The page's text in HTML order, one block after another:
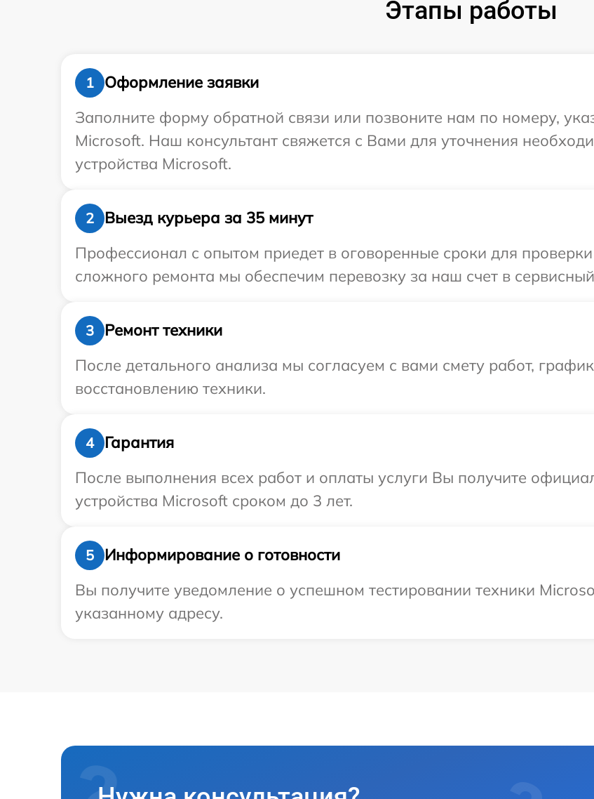
Этапы работы
1
Оформление заявки
Заполните форму обратной связи или позвоните нам по номеру,
Microsoft. Наш консультант свяжется с Вами для уточнения
устройства Microsoft.
2
Выезд курьера за 35 минут
Профессионал с опытом приедет в оговоренные сроки для
сложного ремонта мы обеспечим перевозку за наш счет в
3
Ремонт техники
После детального анализа мы согласуем с вами смету работ,
восстановлению техники.
4
Гарантия
После выполнения всех работ и оплаты услуги Вы получите
устройства Microsoft сроком до 3 лет.
5
Информирование о готовности
Вы получите уведомление о успешном тестировании техники
указанному адресу.